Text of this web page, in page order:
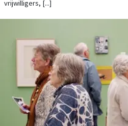
vrijwilligers, [...]